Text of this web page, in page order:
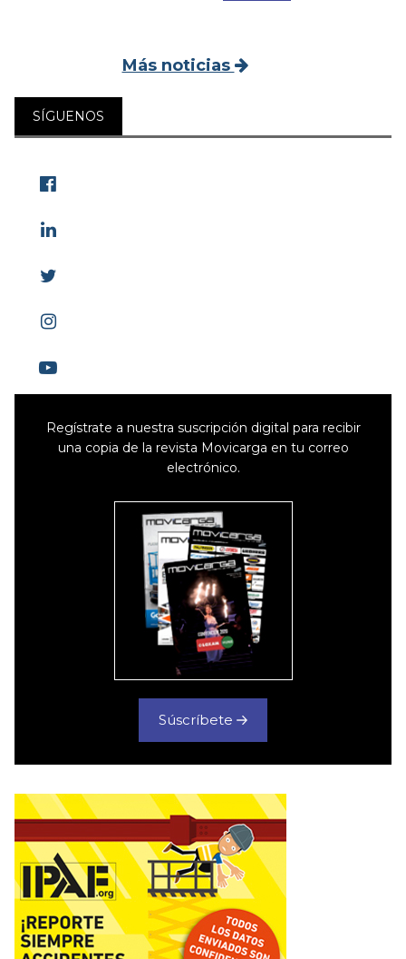
Más noticias
SÍGUENOS
Regístrate a nuestra suscripción digital para recibir
una copia de la revista Movicarga en tu correo
electrónico.
Súscríbete